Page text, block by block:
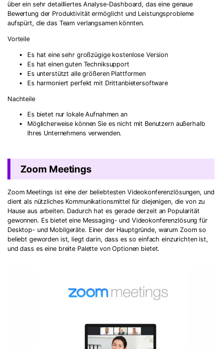
über ein sehr detailliertes Analyse-Dashboard, das eine genaue
Bewertung der Produktivität ermöglicht und Leistungsprobleme
aufspürt, die das Team verlangsamen könnten.
Vorteile
Es hat eine sehr großzügige kostenlose Version
Es hat einen guten Techniksupport
Es unterstützt alle größeren Plattformen
Es harmoniert perfekt mit Drittanbietersoftware
Nachteile
Es bietet nur lokale Aufnahmen an
Möglicherweise können Sie es nicht mit Benutzern außerhalb
Ihres Unternehmens verwenden.
Zoom Meetings
Zoom Meetings ist eine der beliebtesten Videokonferenzlösungen, und
dient als nützliches Kommunikationsmittel für diejenigen, die von zu
Hause aus arbeiten. Dadurch hat es gerade derzeit an Popularität
gewonnen. Es bietet eine Messaging- und Videokonferenzlösung für
Desktop- und Mobilgeräte. Einer der Hauptgründe, warum Zoom so
beliebt geworden ist, liegt darin, dass es so einfach einzurichten ist,
und dass es eine breite Palette von Optionen bietet.